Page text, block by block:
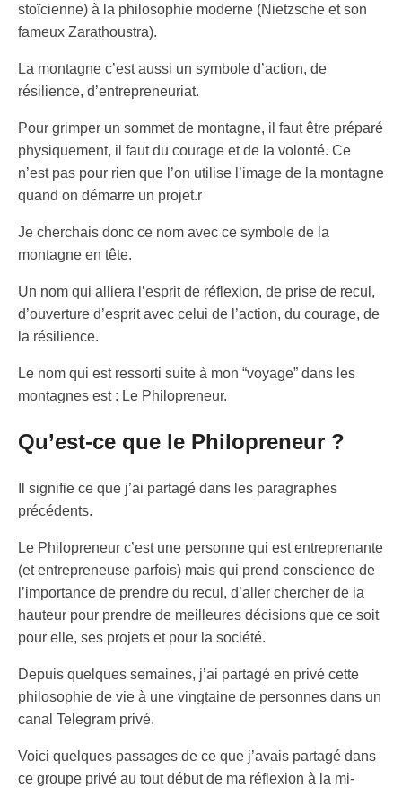
stoïcienne) à la philosophie moderne (Nietzsche et son
fameux Zarathoustra).
La montagne c’est aussi un symbole d’action, de
résilience, d’entrepreneuriat.
Pour grimper un sommet de montagne, il faut être préparé
physiquement, il faut du courage et de la volonté. Ce
n’est pas pour rien que l’on utilise l’image de la montagne
quand on démarre un projet.r
Je cherchais donc ce nom avec ce symbole de la
montagne en tête.
Un nom qui alliera l’esprit de réflexion, de prise de recul,
d’ouverture d’esprit avec celui de l’action, du courage, de
la résilience.
Le nom qui est ressorti suite à mon “voyage” dans les
montagnes est : Le Philopreneur.
Qu’est-ce que le Philopreneur ?
Il signifie ce que j’ai partagé dans les paragraphes
précédents.
Le Philopreneur c’est une personne qui est entreprenante
(et entrepreneuse parfois) mais qui prend conscience de
l’importance de prendre du recul, d’aller chercher de la
hauteur pour prendre de meilleures décisions que ce soit
pour elle, ses projets et pour la société.
Depuis quelques semaines, j’ai partagé en privé cette
philosophie de vie à une vingtaine de personnes dans un
canal Telegram privé.
Voici quelques passages de ce que j’avais partagé dans
ce groupe privé au tout début de ma réflexion à la mi-